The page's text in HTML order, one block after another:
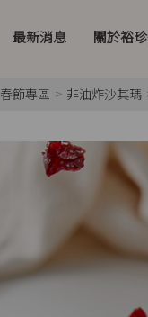
最新消息 關於裕
春節專區 非油炸沙其瑪